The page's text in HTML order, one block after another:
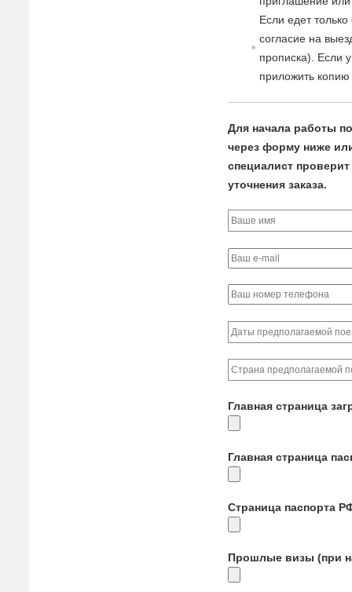
Если едет
согласие на в
прописка). Если
приложить
Для начала работы
через форму ниже
специалист
уточнения заказа.
Главная страница
Главная страница
Страница паспорта
Прошлые визы (при